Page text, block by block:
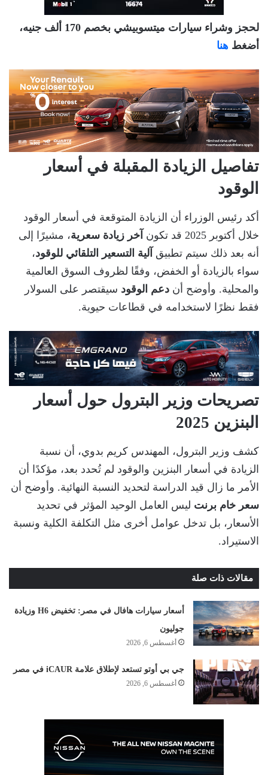
لحجز وشراء سيارات ميتسوبيشي بخصم 170 ألف جنيه،
أضغط هنا
تفاصيل الزيادة المقبلة في أسعار
الوقود
أكد رئيس الوزراء أن الزيادة المتوقعة في أسعار الوقود
خلال أكتوبر 2025 قد تكون
آخر زيادة سعرية، مشيرًا إلى
أنه بعد ذلك سيتم تطبيق آلية التسعير التلقائي للوقود،
سواء بالزيادة أو الخفض، وفقًا لظروف السوق العالمية
والمحلية. وأوضح أن دعم الوقود سيقتصر على السولار
فقط نظرًا لاستخدامه في قطاعات حيوية.
تصريحات وزير البترول حول أسعار
البنزين 2025
كشف وزير البترول، المهندس كريم بدوي، أن نسبة
الزيادة في أسعار البنزين والوقود لم تُحدد بعد، مؤكدًا أن
الأمر ما زال قيد الدراسة لتحديد النسبة النهائية. وأوضح أن
سعر خام برنت ليس العامل الوحيد المؤثر في تحديد
الأسعار، بل تدخل عوامل أخرى مثل التكلفة الكلية ونسبة
الاستيراد.
مقالات ذات صلة
أسعار سيارات هافال في مصر: تخفيض H6 وزيادة
جوليون
أغسطس 6, 2026
جي بي أوتو تستعد لإطلاق علامة iCAUR في مصر
أغسطس 6, 2026